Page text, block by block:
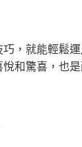
，就能輕鬆
和驚喜，也